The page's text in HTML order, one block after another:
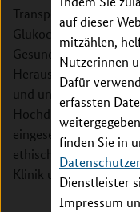
auf dieser
mitzählen,
Nutzerinnen
Dafür
erfassten
finden Sie in
Dienstleister
Impressum
Transport zwischen
Glukocortikoiden
Herausarbeitung der
und unfruchtbaren
eingesetzt. Das
ethisch und rechtlich
Klinik und